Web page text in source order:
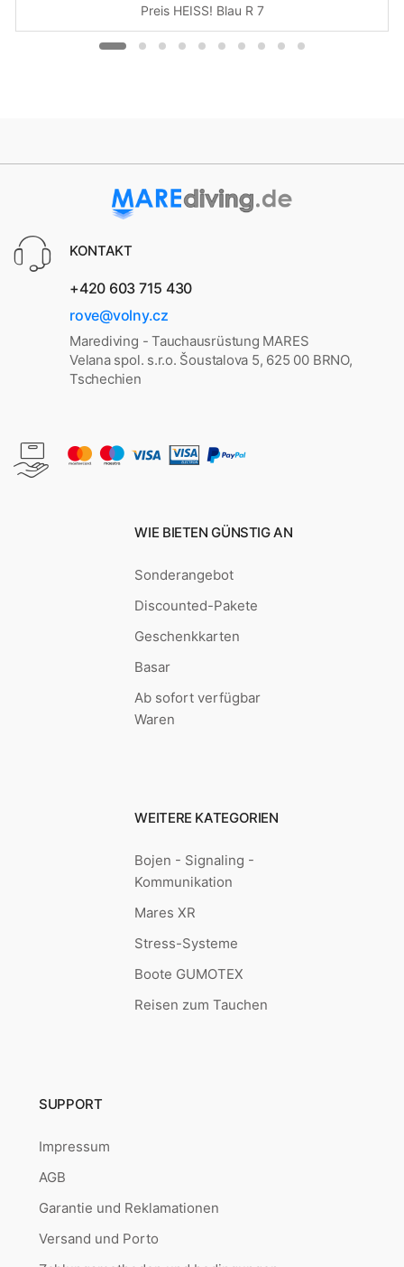
Preis HEISS! Blau R 7
KONTAKT
+420 603 715 430
rove@volny.cz
Marediving - Tauchausrüstung MARES
Velana spol. s.r.o. Šoustalova 5, 625 00 BRNO,
Tschechien
WIE BIETEN GÜNSTIG AN
Sonderangebot
Discounted-Pakete
Geschenkkarten
Basar
Ab sofort verfügbar
Waren
WEITERE KATEGORIEN
Bojen - Signaling -
Kommunikation
Mares XR
Stress-Systeme
Boote GUMOTEX
Reisen zum Tauchen
SUPPORT
Impressum
AGB
Garantie und Reklamationen
Versand und Porto